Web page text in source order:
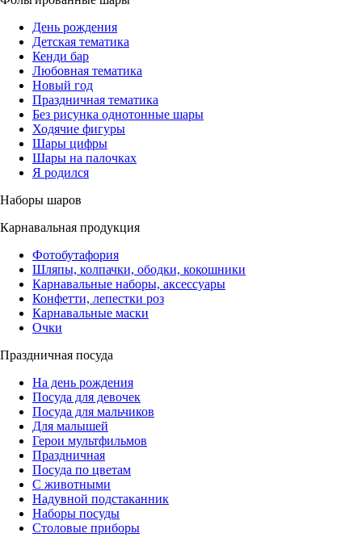
День рождения
Детская тематика
Кенди бар
Любовная тематика
Новый год
Праздничная тематика
Без рисунка однотонные шары
Ходячие фигуры
Шары цифры
Шары на палочках
Я родился
Наборы шаров
Карнавальная продукция
Фотобутафория
Шляпы, колпачки, ободки, кокошники
Карнавальные наборы, аксессуары
Конфетти, лепестки роз
Карнавальные маски
Очки
Праздничная посуда
На день рождения
Посуда для девочек
Посуда для мальчиков
Для малышей
Герои мультфильмов
Праздничная
Посуда по цветам
С животными
Надувной подстаканник
Наборы посуды
Столовые приборы